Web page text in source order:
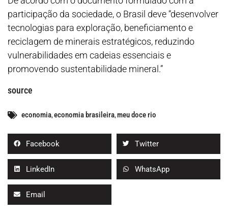
participação da sociedade, o Brasil deve “desenvolver
tecnologias para exploração, beneficiamento e
reciclagem de minerais estratégicos, reduzindo
vulnerabilidades em cadeias essenciais e
promovendo sustentabilidade mineral.”
source
economia,economia brasileira,meu doce rio
Facebook Twitter
LinkedIn WhatsApp
Email